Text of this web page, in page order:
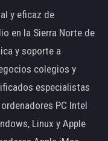
y eficaz de
en la Sierra Norte de
y soporte a
colegios y
especialistas
PC Intel
Linux y Apple